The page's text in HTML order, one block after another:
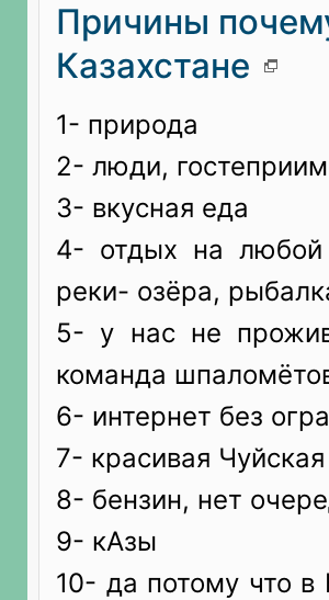
Причины
Казахстане
1- природа
2- люди,
3- вкусная еда
4- отдых на любой
реки- озёра,
5- у нас не
команда
6- интернет без
7- красивая
8- бензин, нет
9- кАзы
10- да потому что в